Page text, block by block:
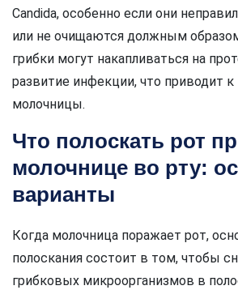
Candida, особенно если они
или не очищаются должным
грибки могут накапливаться на
развитие инфекции, что приводит
молочницы.
Что полоскать рот
молочнице во рту:
варианты
Когда молочница поражает рот,
полоскания состоит в том, чтобы
грибковых микроорганизмов в